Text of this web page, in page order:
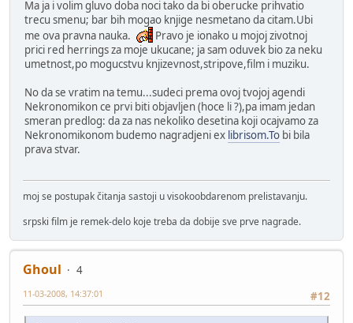
Ma ja i volim gluvo doba noci tako da bi oberucke prihvatio
trecu smenu; bar bih mogao knjige nesmetano da citam.Ubi
me ova pravna nauka.
Pravo je ionako u mojoj zivotnoj
prici red herrings za moje ukucane; ja sam oduvek bio za neku
umetnost,po mogucstvu knjizevnost,stripove,film i muziku.
No da se vratim na temu...sudeci prema ovoj tvojoj agendi
Nekronomikon ce prvi biti objavljen (hoce li ?),pa imam jedan
smeran predlog: da za nas nekoliko desetina koji ocajvamo za
Nekronomikonom budemo nagradjeni ex librisom.To bi bila
prava stvar.
moj se postupak čitanja sastoji u visokoobdarenom prelistavanju.
srpski film je remek-delo koje treba da dobije sve prve nagrade.
Ghoul
4
#12
11-03-2008, 14:37:01